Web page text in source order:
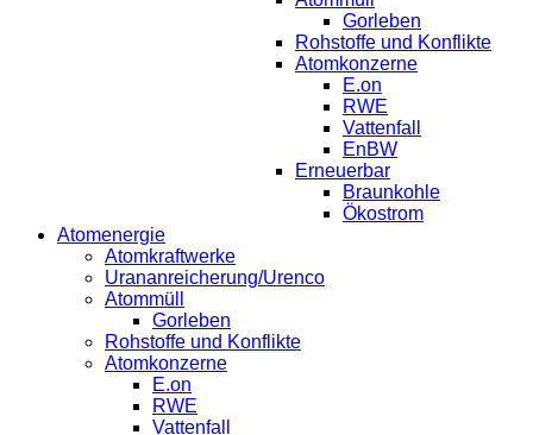
Gorleben
Rohstoffe und Konflikte
Atomkonzerne
E.on
RWE
Vattenfall
EnBW
Erneuerbar
Braunkohle
Ökostrom
Atomenergie
Atomkraftwerke
Urananreicherung/Urenco
Atommüll
Gorleben
Rohstoffe und Konflikte
Atomkonzerne
E.on
RWE
Vattenfall